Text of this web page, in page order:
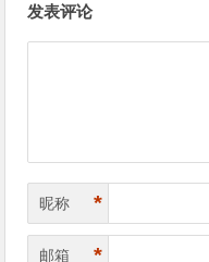
发表评论
昵称 *
邮箱 *